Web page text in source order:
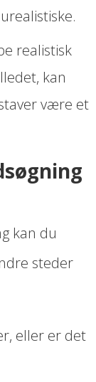
realistisk
kan
være et
kan du
steder
eller er det